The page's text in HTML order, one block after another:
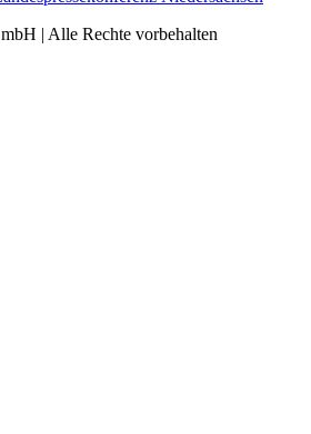
| Alle Rechte vorbehalten